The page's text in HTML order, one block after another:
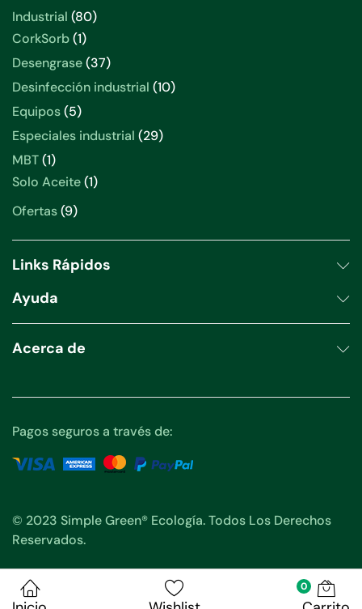
Industrial 8080
CorkSorb 11
producto
Desengrase 3737
productos
Desinfección industrial 1010
Equipos 55
productos
Especiales industrial 2929
MBT 11
producto
Solo Aceite 11
Ofertas 99
Links Rápidos
Ayuda
Acerca de
© 2023 Simple Green® Ecología. Todos Los Derechos
Reservados.
Pagos seguros a través de:
0